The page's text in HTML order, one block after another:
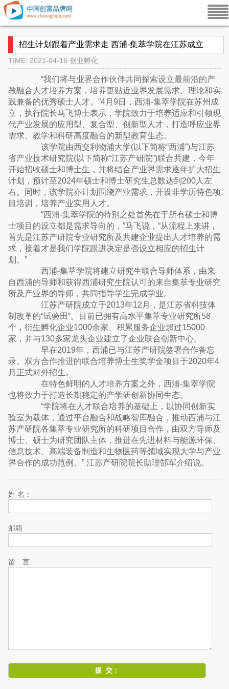
招生计划跟着产业需求走 西浦-集萃学院在江苏成立
TIME: 2021-04-16 创业孵化
“我们将与业界合作伙伴共同探索设立最前沿的产
教融合人才培养方案，培养更贴近业界发展需求、理论和实
践兼备的优秀硕士人才。”4月9日，西浦-集萃学院在苏州成
立，执行院长马飞博士表示，学院致力于培养适应和引领现
代产业发展的应用型、复合型、创新型人才，打造呼应业界
需求、教学和科研高度融合的新型教育生态。
该学院由西交利物浦大学(以下简称“西浦”)与江苏
省产业技术研究院(以下简称“江苏产研院”)联合共建，今年
开始招收硕士和博士生，并将结合产业界需求逐年扩大招生
计划，预计至2024年硕士和博士研究生总数达到200人左
右。同时，该学院亦计划围绕产业需求，开设非学历特色项
目培训，培养产业实用人才。
“西浦-集萃学院的特别之处首先在于所有硕士和博
士项目的设立都是需求导向的，”马飞说，“从流程上来讲，
首先是江苏产研院专业研究所及共建企业提出人才培养的需
求，接着才是我们学院跟进决定是否设立相应的招生计
划。”
西浦-集萃学院将建立研究生联合导师体系，由来
自西浦的导师和获得西浦研究生院认可的来自集萃专业研究
所及产业界的导师，共同指导学生完成学业。
江苏产研院成立于2013年12月，是江苏省科技体
制改革的“试验田”。目前已拥有高水平集萃专业研究所58
个，衍生孵化企业1000余家、积累服务企业超过15000
家，并与130多家龙头企业建立了企业联合创新中心。
早在2019年，西浦已与江苏产研院签署合作备忘
录。双方合作推进的联合培养博士生奖学金项目于2020年4
月正式对外招生。
在特色鲜明的人才培养方案之外，西浦-集萃学院
也将致力于打造长期稳定的产学研创新协同生态。
“学院将在人才联合培养的基础上，以协同创新实
验室为载体，通过平台融合和战略智库融合，推动西浦与江
苏产研院各集萃专业研究所的科研项目合作，由双方导师及
博士、硕士为研究团队主体，推进在先进材料与能源环保、
信息技术、高端装备制造和生物医药等领域实现大学与产业
界合作的成功范例。” 江苏产研院院长助理郜军介绍说。
姓 名：
邮箱
留 言: